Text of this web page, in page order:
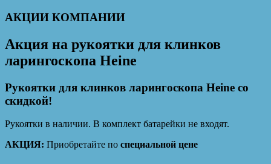
АКЦИИ КОМПАНИИ
Акция на рукоятки для клинков
ларингоскопа Heine
Рукоятки для клинков ларингоскопа Heine со
скидкой!
Рукоятки в наличии. В комплект батарейки не входят.
АКЦИЯ: Приобретайте по специальной цене